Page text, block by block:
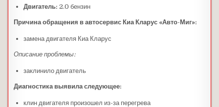
Двигатель: 2.0 бензин
Причина обращения в автосервис Киа Кларус «Авто-Миг»:
замена двигателя Киа Кларус
Описание проблемы:
заклинило двигатель
Диагностика выявила следующее:
клин двигателя произошел из-за перегрева